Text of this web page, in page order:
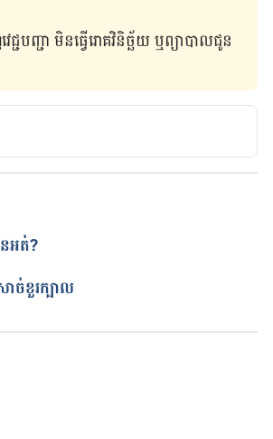
ញ្ជា មិន​ធ្វើ​រោគវិនិច្ឆ័យ ឬ​ព្យាបាល​ជូន​
អត់?
ច់ខួរក្បាល